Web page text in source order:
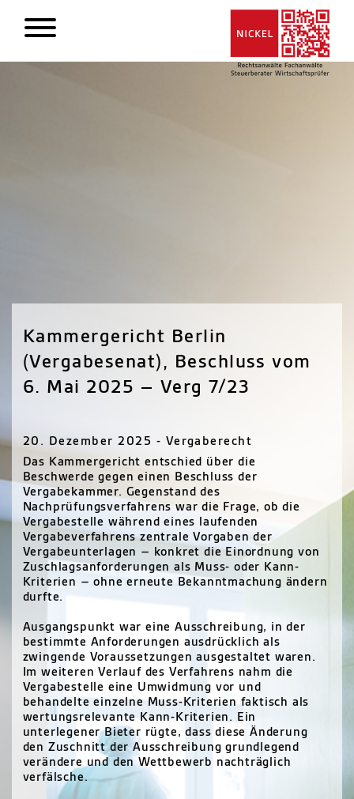
Kammergericht Berlin
(Vergabesenat), Beschluss vom
6. Mai 2025 – Verg 7/23
20. Dezember 2025 - Vergaberecht
Das Kammergericht entschied über die
Beschwerde gegen einen Beschluss der
Vergabekammer. Gegenstand des
Nachprüfungsverfahrens war die Frage, ob die
Vergabestelle während eines laufenden
Vergabeverfahrens zentrale Vorgaben der
Vergabeunterlagen – konkret die Einordnung von
Zuschlagsanforderungen als Muss- oder Kann-
Kriterien – ohne erneute Bekanntmachung ändern
durfte.
Ausgangspunkt war eine Ausschreibung, in der
bestimmte Anforderungen ausdrücklich als
zwingende Voraussetzungen ausgestaltet waren.
Im weiteren Verlauf des Verfahrens nahm die
Vergabestelle eine Umwidmung vor und
behandelte einzelne Muss-Kriterien faktisch als
wertungsrelevante Kann-Kriterien. Ein
unterlegener Bieter rügte, dass diese Änderung
den Zuschnitt der Ausschreibung grundlegend
verändere und den Wettbewerb nachträglich
verfälsche.